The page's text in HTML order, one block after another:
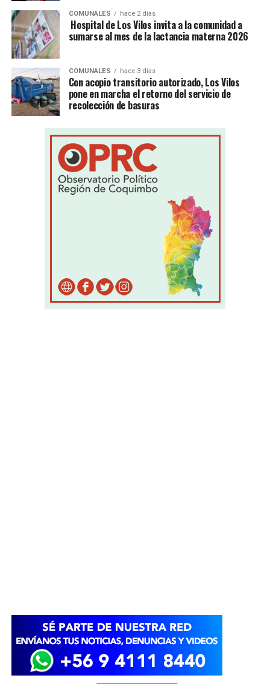
COMUNALES hace 2 días
Hospital de Los Vilos invita a la comunidad a
sumarse al mes de la lactancia materna 2026
COMUNALES hace 3 días
Con acopio transitorio autorizado, Los Vilos
pone en marcha el retorno del servicio de
recolección de basuras